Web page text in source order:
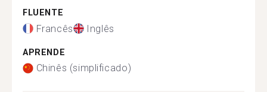
FLUENTE
Francês Inglês
APRENDE
Chinês (simplificado)